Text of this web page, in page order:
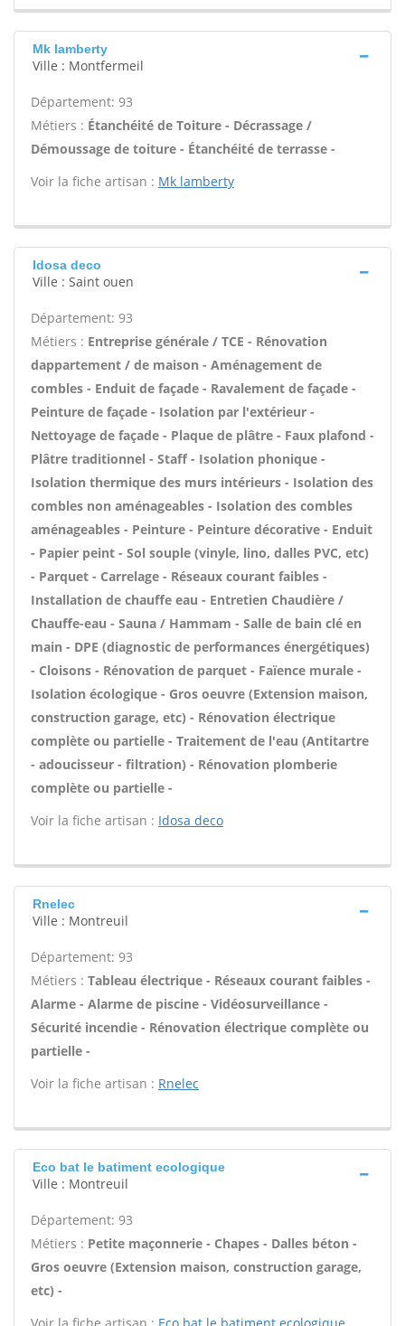
Mk lamberty
Ville : Montfermeil
Département: 93
Métiers : Étanchéité de Toiture - Décrassage /
Démoussage de toiture - Étanchéité de terrasse -
Voir la fiche artisan : Mk lamberty
Idosa deco
Ville : Saint ouen
Département: 93
Métiers : Entreprise générale / TCE - Rénovation
dappartement / de maison - Aménagement de
combles - Enduit de façade - Ravalement de façade -
Peinture de façade - Isolation par l'extérieur -
Nettoyage de façade - Plaque de plâtre - Faux plafond -
Plâtre traditionnel - Staff - Isolation phonique -
Isolation thermique des murs intérieurs - Isolation des
combles non aménageables - Isolation des combles
aménageables - Peinture - Peinture décorative - Enduit
- Papier peint - Sol souple (vinyle, lino, dalles PVC, etc)
- Parquet - Carrelage - Réseaux courant faibles -
Installation de chauffe eau - Entretien Chaudière /
Chauffe-eau - Sauna / Hammam - Salle de bain clé en
main - DPE (diagnostic de performances énergétiques)
- Cloisons - Rénovation de parquet - Faïence murale -
Isolation écologique - Gros oeuvre (Extension maison,
construction garage, etc) - Rénovation électrique
complète ou partielle - Traitement de l'eau (Antitartre
- adoucisseur - filtration) - Rénovation plomberie
complète ou partielle -
Voir la fiche artisan : Idosa deco
Rnelec
Ville : Montreuil
Département: 93
Métiers : Tableau électrique - Réseaux courant faibles -
Alarme - Alarme de piscine - Vidéosurveillance -
Sécurité incendie - Rénovation électrique complète ou
partielle -
Voir la fiche artisan : Rnelec
Eco bat le batiment ecologique
Ville : Montreuil
Département: 93
Métiers : Petite maçonnerie - Chapes - Dalles béton -
Gros oeuvre (Extension maison, construction garage,
etc) -